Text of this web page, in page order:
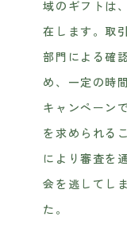
域のギフトは
在します。取
部門による確
め、一定の時
キャンペーン
を求められる
により審査を
会を逃してし
た。